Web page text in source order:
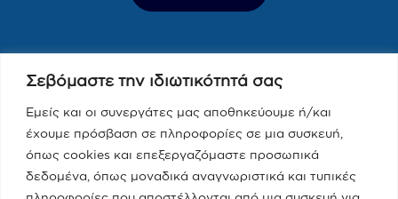
Σεβόμαστε την ιδιωτικότητά σας
Εμείς και οι συνεργάτες μας αποθηκεύουμε ή/και
έχουμε πρόσβαση σε πληροφορίες σε μια συσκευή,
όπως cookies και επεξεργαζόμαστε προσωπικά
δεδομένα, όπως μοναδικά αναγνωριστικά και τυπικές
πληροφορίες που αποστέλλονται από μια συσκευή για
Παραπολιτικά 90.1 / Δημήτρης
Τάκης, Χριστίνα Κοραή
08/05/2023